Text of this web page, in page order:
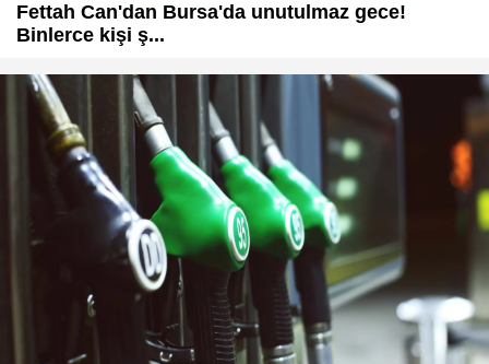
Fettah Can'dan Bursa'da unutulmaz gece!
Binlerce kişi ş...